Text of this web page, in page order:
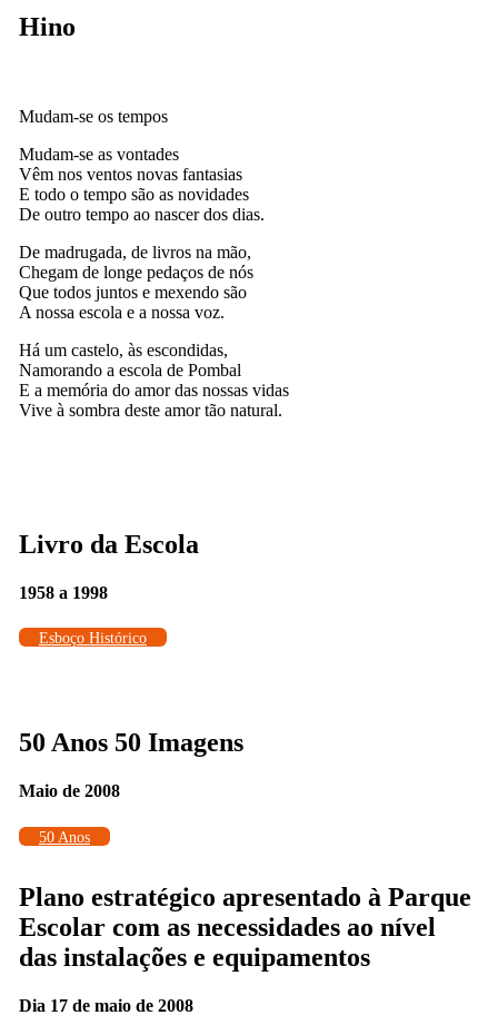
Hino
Mudam-se os tempos
Mudam-se as vontades
Vêm nos ventos novas fantasias
E todo o tempo são as novidades
De outro tempo ao nascer dos dias.
De madrugada, de livros na mão,
Chegam de longe pedaços de nós
Que todos juntos e mexendo são
A nossa escola e a nossa voz.
Há um castelo, às escondidas,
Namorando a escola de Pombal
E a memória do amor das nossas vidas
Vive à sombra deste amor tão natural.
Livro da Escola
1958 a 1998
Esboço Histórico
50 Anos 50 Imagens
Maio de 2008
50 Anos
Plano estratégico apresentado à Parque
Escolar com as necessidades ao nível
das instalações e equipamentos
Dia 17 de maio de 2008